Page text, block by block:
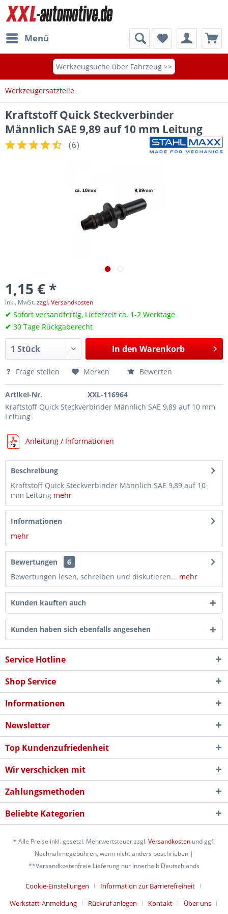
Menü
Werkzeugsuche über Fahrzeug >>
Werkzeugersatzteile
Kraftstoff Quick Steckverbinder
Männlich SAE 9,89 auf 10 mm Leitung
(6)
1,15 € *
inkl. MwSt.zzgl. Versandkosten
✔ Sofort versandfertig, Lieferzeit ca. 1-2 Werktage
✔ 30 Tage Rückgaberecht
In den Warenkorb
Frage stellen Merken Bewerten
Artikel-Nr.
XXL-116964
Kraftstoff Quick Steckverbinder Männlich SAE 9,89 auf 10 mm
Leitung
Anleitung / Informationen
Beschreibung
Kraftstoff Quick Steckverbinder Männlich SAE 9,89 auf 10
mm Leitung mehr
Informationen
mehr
Bewertungen
6
Bewertungen lesen, schreiben und diskutieren... mehr
Kunden kauften auch
Kunden haben sich ebenfalls angesehen
Service Hotline
Shop Service
Informationen
Newsletter
Top Kundenzufriedenheit
Wir verschicken mit
Zahlungsmethoden
Beliebte Kategorien
* Alle Preise inkl. gesetzl. Mehrwertsteuer zzgl.Versandkosten und ggf.
Nachnahmegebühren, wenn nicht anders beschrieben |
**Versandkostenfreie Lieferung nur innerhalb Deutschlands
Cookie-Einstellungen
Information zur Barrierefreiheit
Werkstatt-Anmeldung
Rückruf anlegen Kontakt Über uns